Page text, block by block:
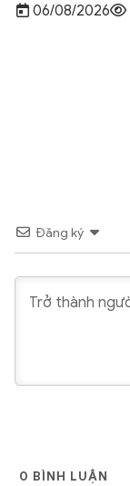
06/08/2026
Đăng ký
0 BÌNH LUẬN